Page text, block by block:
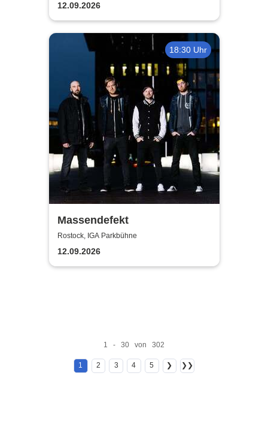
12.09.2026
18:30 Uhr
Massendefekt
Rostock, IGA Parkbühne
12.09.2026
1 - 30 von 302
1 2 3 4 5 ❯ ❯❯